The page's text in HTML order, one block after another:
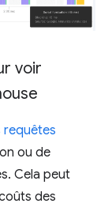
voir
requêtes
ou de
Cela peut
des